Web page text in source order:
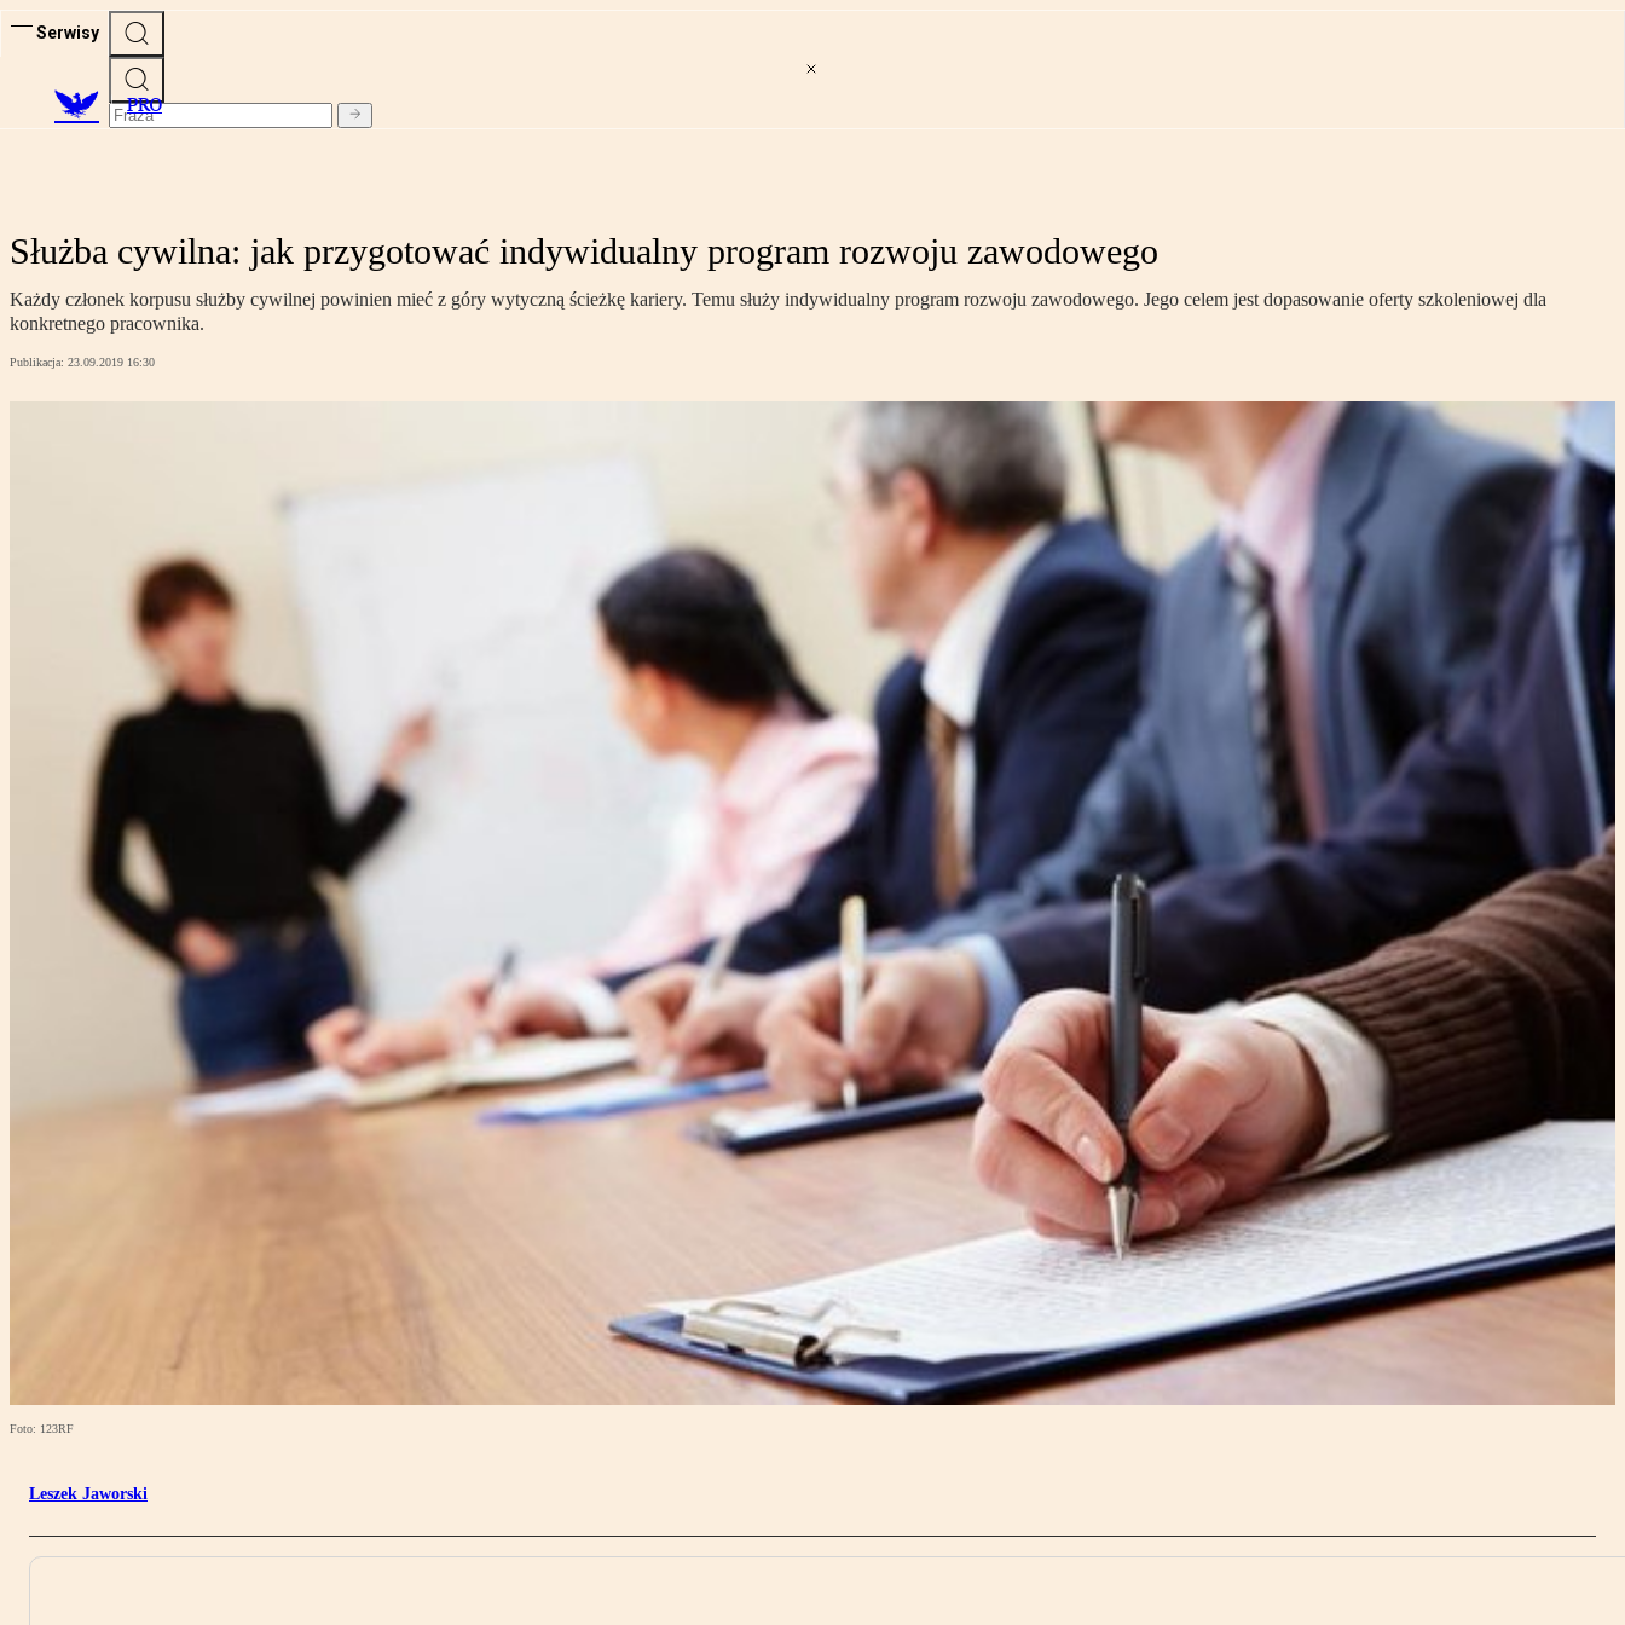
Serwisy
PRO
Służba cywilna: jak przygotować indywidualny program rozwoju zawodowego
Każdy członek korpusu służby cywilnej powinien mieć z góry wytyczną ścieżkę kariery. Temu służy indywidualny program rozwoju zawodowego. Jego celem jest dopasowanie oferty szkoleniowej dla
konkretnego pracownika.
Publikacja: 23.09.2019 16:30
Foto: 123RF
Leszek Jaworski